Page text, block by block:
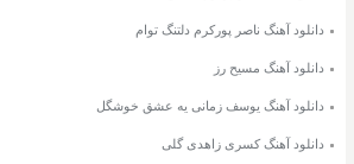
دانلود آهنگ ناصر پورکرم دلتنگ توام
دانلود آهنگ مسیح رز
دانلود آهنگ یوسف زمانی یه عشق خوشگل
دانلود آهنگ کسری زاهدی گلی